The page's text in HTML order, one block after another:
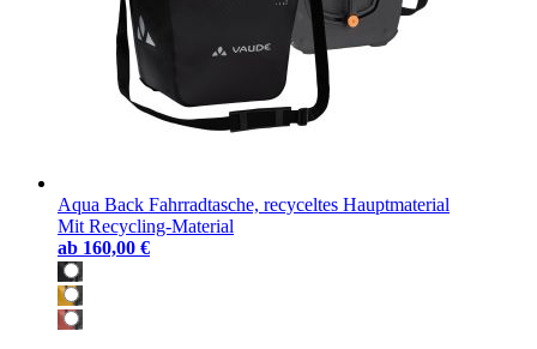
Aqua Back Fahrradtasche, recyceltes Hauptmaterial
Mit Recycling-Material
ab 160,00 €